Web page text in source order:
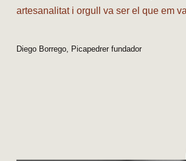
artesanalitat i orgull va ser el que em
Diego Borrego, Picapedrer fundador